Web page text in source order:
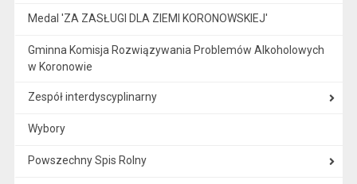
Medal 'ZA ZASŁUGI DLA ZIEMI KORONOWSKIEJ'
Gminna Komisja Rozwiązywania Problemów Alkoholowych
w Koronowie
Zespół interdyscyplinarny
Wybory
Powszechny Spis Rolny